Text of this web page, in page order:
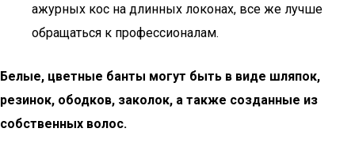
ажурных кос на длинных локонах, все же лучше
обращаться к профессионалам.
Белые, цветные банты могут быть в виде шляпок,
резинок, ободков, заколок, а также созданные из
собственных волос.